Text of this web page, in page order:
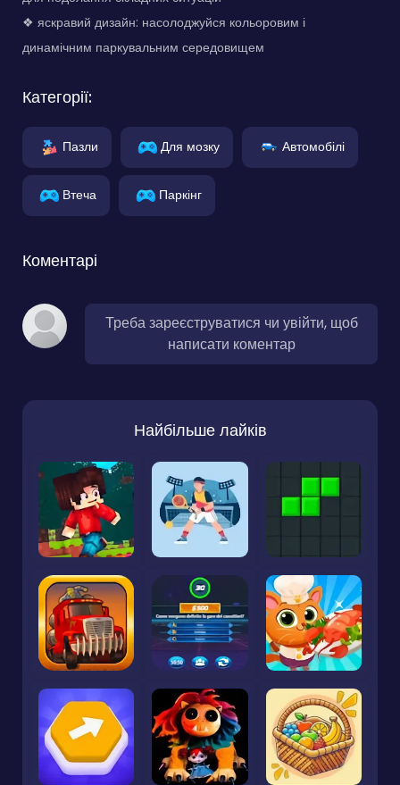
❖ яскравий дизайн: насолоджуйся кольоровим і
динамічним паркувальним середовищем
Категорії:
Пазли Для мозку Автомобілі
Втеча Паркінг
Коментарі
Треба зареєструватися чи увійти, щоб
написати коментар
Найбільше лайків